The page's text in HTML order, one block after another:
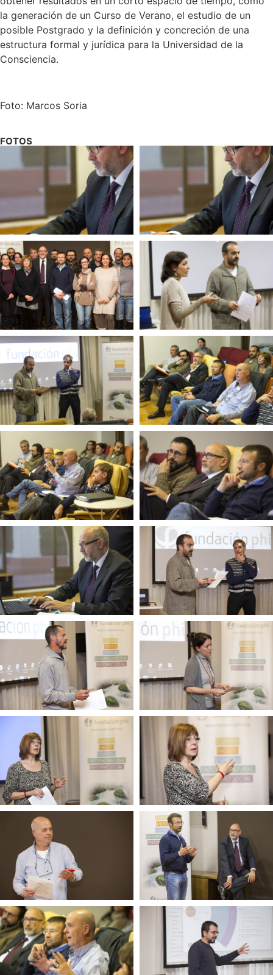
la generación de un Curso de Verano, el estudio de un
posible Postgrado y la definición y concreción de una
estructura formal y jurídica para la Universidad de la
Consciencia.
Foto: Marcos Soria
FOTOS